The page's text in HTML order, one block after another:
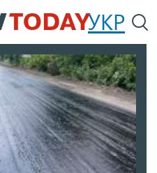
Перейти
к
содержанию
УКР